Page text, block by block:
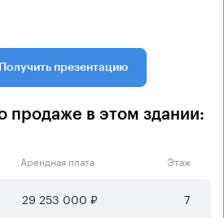
Получить презентацию
продаже в этом здании:
Арендная плата Этаж
29 253 000 ₽ 7